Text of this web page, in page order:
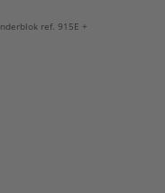
ref. 915E +